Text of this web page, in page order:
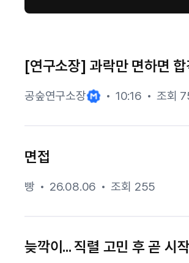
[연구소장] 과락만 면하면
공숲연구소장 10:16 조회
면접
빵 26.08.06 조회 255
늦깍이... 직렬 고민 후 곧 시